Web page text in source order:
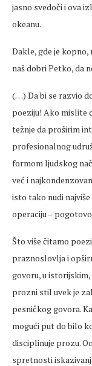
jasno svedoči i ova
okeanu.
Dakle, gde je
naš dobri Petko, da
(…) Da bi se razvio
poeziju! Ako mislite
težnje da proširim
profesionalnog
formom ljudskog
već i
isto tako nudi
operaciju –
Što više čitamo
praznoslovlja i
govoru, u
prozni stil uvek je
pesničkog govora.
mogući put do bilo
disciplinuje prozu.
spretnosti